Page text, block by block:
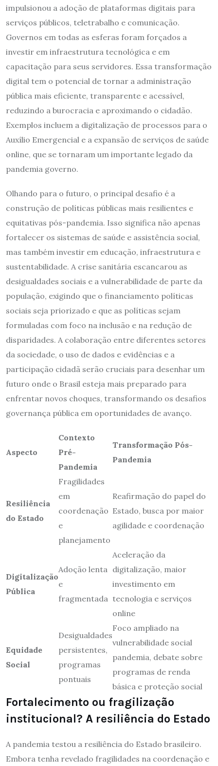
impulsionou a adoção de plataformas digitais para
serviços públicos, teletrabalho e comunicação.
Governos em todas as esferas foram forçados a
investir em infraestrutura tecnológica e em
capacitação para seus servidores. Essa transformação
digital tem o potencial de tornar a administração
pública mais eficiente, transparente e acessível,
reduzindo a burocracia e aproximando o cidadão.
Exemplos incluem a digitalização de processos para o
Auxílio Emergencial e a expansão de serviços de saúde
online, que se tornaram um importante legado da
pandemia governo.
Olhando para o futuro, o principal desafio é a
construção de políticas públicas mais resilientes e
equitativas pós-pandemia. Isso significa não apenas
fortalecer os sistemas de saúde e assistência social,
mas também investir em educação, infraestrutura e
sustentabilidade. A crise sanitária escancarou as
desigualdades sociais e a vulnerabilidade de parte da
população, exigindo que o financiamento políticas
sociais seja priorizado e que as políticas sejam
formuladas com foco na inclusão e na redução de
disparidades. A colaboração entre diferentes setores
da sociedade, o uso de dados e evidências e a
participação cidadã serão cruciais para desenhar um
futuro onde o Brasil esteja mais preparado para
enfrentar novos choques, transformando os desafios
governança pública em oportunidades de avanço.
Aspecto
Contexto
Pré-
Pandemia
Transformação Pós-
Pandemia
Resiliência
do Estado
Fragilidades
em
coordenação
e
planejamento
Reafirmação do papel do
Estado, busca por maior
agilidade e coordenação
Digitalização
Pública
Adoção lenta
e
fragmentada
Aceleração da
digitalização, maior
investimento em
tecnologia e serviços
online
Equidade
Social
Desigualdades
persistentes,
programas
pontuais
Foco ampliado na
vulnerabilidade social
pandemia, debate sobre
programas de renda
básica e proteção social
Fortalecimento ou fragilização
institucional? A resiliência do Estado
A pandemia testou a resiliência do Estado brasileiro.
Embora tenha revelado fragilidades na coordenação e